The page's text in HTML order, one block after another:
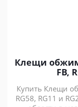
Клещи
FB,
Купить Клещи
RG58, RG11 и